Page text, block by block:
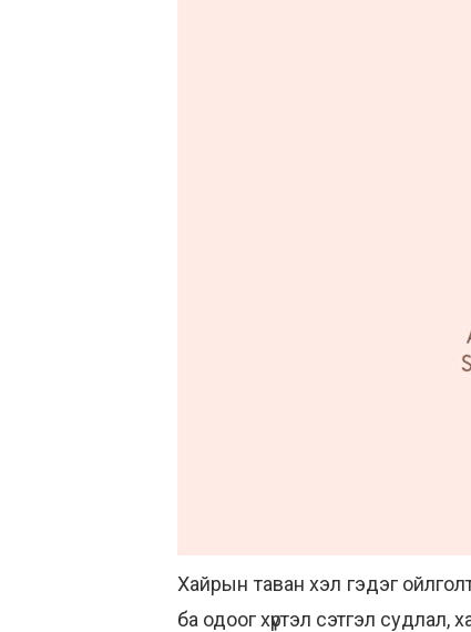
Хайрын таван хэл гэдэг
ба одоог хүртэл сэтгэл